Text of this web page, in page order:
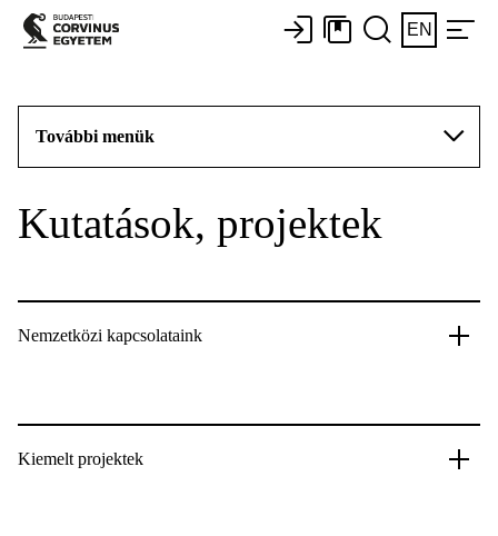
EN
További menük
Kutatások, projektek
Nemzetközi kapcsolataink
Kiemelt projektek